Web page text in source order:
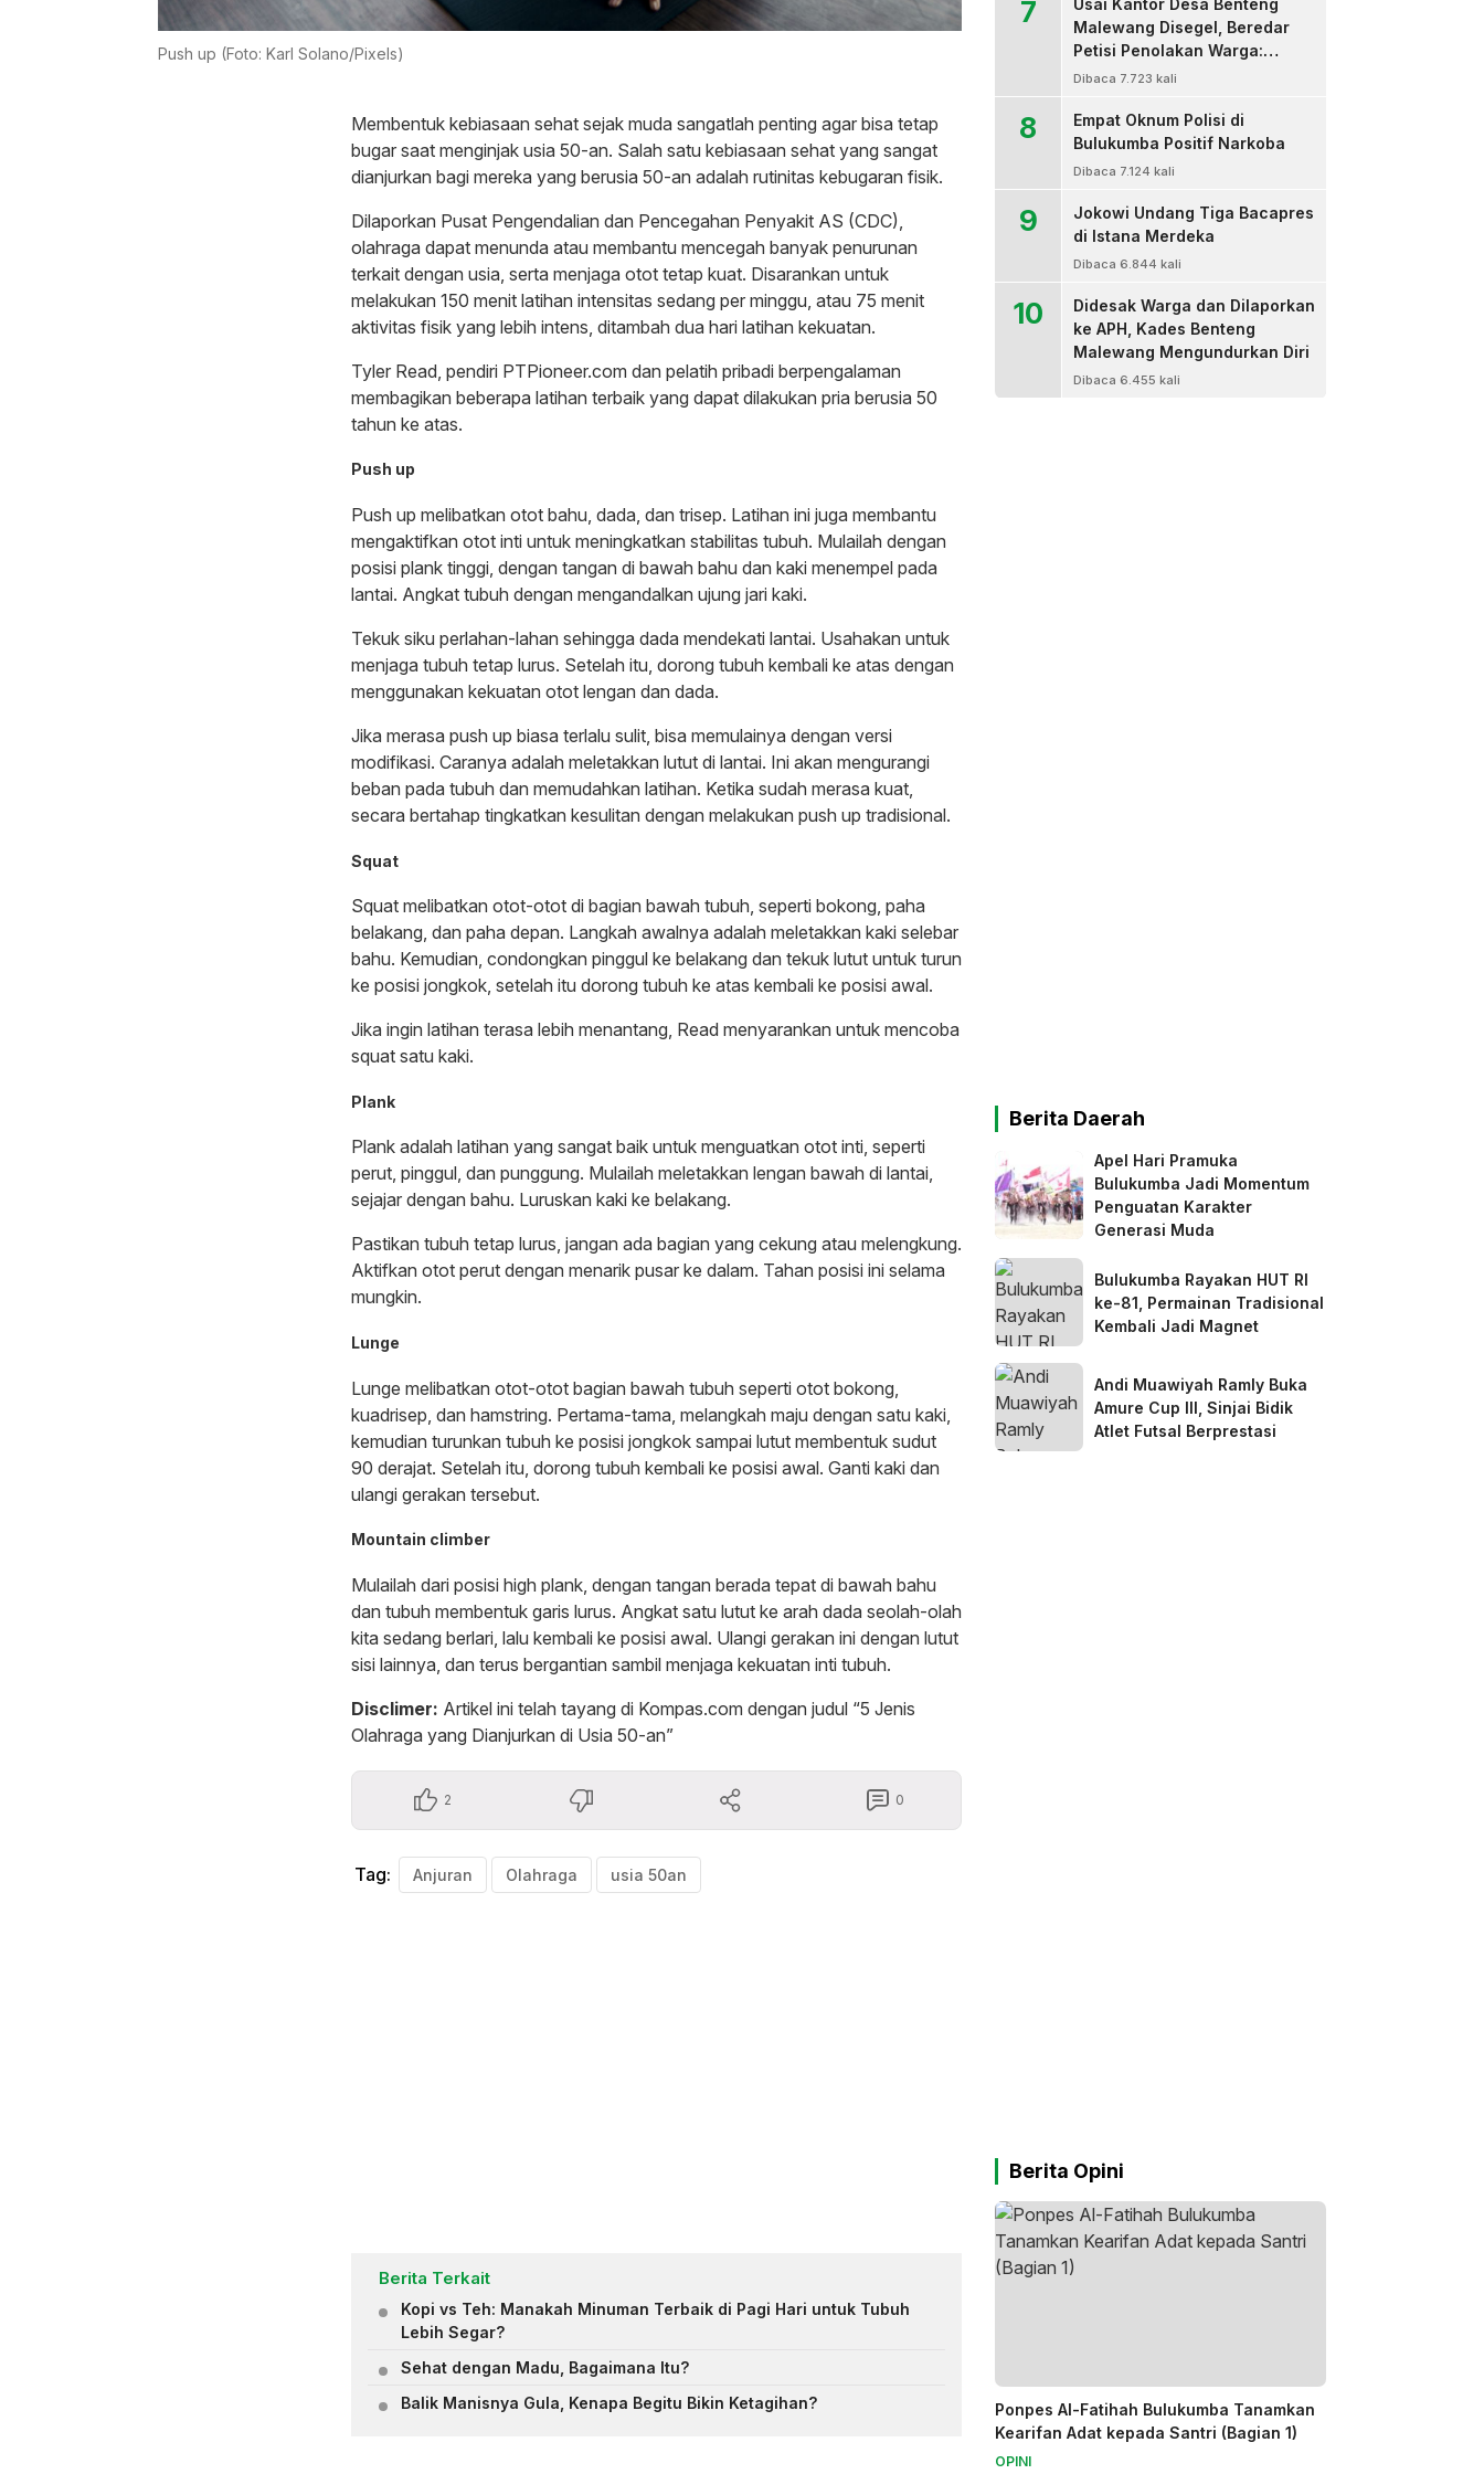
Push up (Foto: Karl Solano/Pixels)
Membentuk kebiasaan sehat sejak muda sangatlah penting agar bisa tetap
bugar saat menginjak usia 50-an. Salah satu kebiasaan sehat yang sangat
dianjurkan bagi mereka yang berusia 50-an adalah rutinitas kebugaran fisik.
Dilaporkan Pusat Pengendalian dan Pencegahan Penyakit AS (CDC),
olahraga dapat menunda atau membantu mencegah banyak penurunan
terkait dengan usia, serta menjaga otot tetap kuat. Disarankan untuk
melakukan 150 menit latihan intensitas sedang per minggu, atau 75 menit
aktivitas fisik yang lebih intens, ditambah dua hari latihan kekuatan.
Tyler Read, pendiri PTPioneer.com dan pelatih pribadi berpengalaman
membagikan beberapa latihan terbaik yang dapat dilakukan pria berusia 50
tahun ke atas.
Push up
Push up melibatkan otot bahu, dada, dan trisep. Latihan ini juga membantu
mengaktifkan otot inti untuk meningkatkan stabilitas tubuh. Mulailah dengan
posisi plank tinggi, dengan tangan di bawah bahu dan kaki menempel pada
lantai. Angkat tubuh dengan mengandalkan ujung jari kaki.
Tekuk siku perlahan-lahan sehingga dada mendekati lantai. Usahakan untuk
menjaga tubuh tetap lurus. Setelah itu, dorong tubuh kembali ke atas dengan
menggunakan kekuatan otot lengan dan dada.
Jika merasa push up biasa terlalu sulit, bisa memulainya dengan versi
modifikasi. Caranya adalah meletakkan lutut di lantai. Ini akan mengurangi
beban pada tubuh dan memudahkan latihan. Ketika sudah merasa kuat,
secara bertahap tingkatkan kesulitan dengan melakukan push up tradisional.
Squat
Squat melibatkan otot-otot di bagian bawah tubuh, seperti bokong, paha
belakang, dan paha depan. Langkah awalnya adalah meletakkan kaki selebar
bahu. Kemudian, condongkan pinggul ke belakang dan tekuk lutut untuk turun
ke posisi jongkok, setelah itu dorong tubuh ke atas kembali ke posisi awal.
Jika ingin latihan terasa lebih menantang, Read menyarankan untuk mencoba
squat satu kaki.
Plank
Plank adalah latihan yang sangat baik untuk menguatkan otot inti, seperti
perut, pinggul, dan punggung. Mulailah meletakkan lengan bawah di lantai,
sejajar dengan bahu. Luruskan kaki ke belakang.
Pastikan tubuh tetap lurus, jangan ada bagian yang cekung atau melengkung.
Aktifkan otot perut dengan menarik pusar ke dalam. Tahan posisi ini selama
mungkin.
Lunge
Lunge melibatkan otot-otot bagian bawah tubuh seperti otot bokong,
kuadrisep, dan hamstring. Pertama-tama, melangkah maju dengan satu kaki,
kemudian turunkan tubuh ke posisi jongkok sampai lutut membentuk sudut
90 derajat. Setelah itu, dorong tubuh kembali ke posisi awal. Ganti kaki dan
ulangi gerakan tersebut.
Mountain climber
Mulailah dari posisi high plank, dengan tangan berada tepat di bawah bahu
dan tubuh membentuk garis lurus. Angkat satu lutut ke arah dada seolah-olah
kita sedang berlari, lalu kembali ke posisi awal. Ulangi gerakan ini dengan lutut
sisi lainnya, dan terus bergantian sambil menjaga kekuatan inti tubuh.
Disclimer: Artikel ini telah tayang di Kompas.com dengan judul “5 Jenis
Olahraga yang Dianjurkan di Usia 50-an”
2 0
Tag: Anjuran Olahraga usia 50an
Berita Terkait
Kopi vs Teh: Manakah Minuman Terbaik di Pagi Hari untuk Tubuh
Lebih Segar?
Sehat dengan Madu, Bagaimana Itu?
Balik Manisnya Gula, Kenapa Begitu Bikin Ketagihan?
7
Usai Kantor Desa Benteng
Malewang Disegel, Beredar
Petisi Penolakan Warga:
Sekretaris Hingga BPD Turut
Dibaca 7.723 kali
8
Empat Oknum Polisi di
Bulukumba Positif Narkoba
Dibaca 7.124 kali
9
Jokowi Undang Tiga Bacapres
di Istana Merdeka
Dibaca 6.844 kali
10
Didesak Warga dan Dilaporkan
ke APH, Kades Benteng
Malewang Mengundurkan Diri
Dibaca 6.455 kali
Berita Daerah
Apel Hari Pramuka
Bulukumba Jadi Momentum
Penguatan Karakter
Generasi Muda
Bulukumba Rayakan HUT RI
ke-81, Permainan Tradisional
Kembali Jadi Magnet
Andi Muawiyah Ramly Buka
Amure Cup III, Sinjai Bidik
Atlet Futsal Berprestasi
Berita Opini
Ponpes Al-Fatihah Bulukumba Tanamkan
Kearifan Adat kepada Santri (Bagian 1)
OPINI